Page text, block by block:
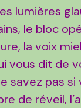
lumières
le bloc
la voix
vous dit de
savez pas si
de réveil,